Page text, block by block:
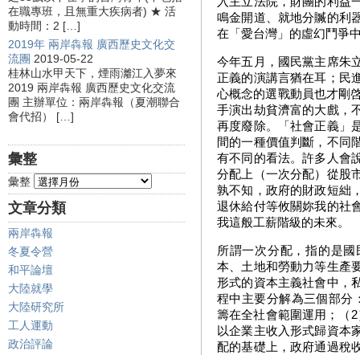
在職專班，且無重大疾病者) ★ 活
動時間：2 […]
2019年 兩岸犇報 廣西歷史文化交
流團 2019-05-22
桂林山水甲天下，煙雨灕江入夢來
2019 兩岸犇報 廣西歷史文化交流
團 主辦單位：兩岸犇報（夏潮聯合
會代招） […]
彙整
彙整
文章分類
兩岸犇報
冬夏令營
和平論壇
大陸就學
大陸研究所
工人運動
政治評論
鳴金開道、就地分贓的利
在「愛台灣」的虛幻鬥爭
今年五月，國民黨主席朱
正義的演講言猶在耳；民
心概念的選戰動員也才剛
手演出劫貧濟富的大戲，
再度廢除。「社會正義」
間的一種價值判斷，不同
有不同的看法。許多人會
分配上（一次分配）從股
孰不知，政府的財政短絀
退休給付等攸關妳我的社
我這般工薪階級的未來。
所謂一次分配，指的是
本、土地和勞動力等生產
形式的資本主義社會中，
程中主要分解為三個部分
籌在全社會範圍運用；（
以企業主收入形式歸資本
配的基礎上，政府通過稅